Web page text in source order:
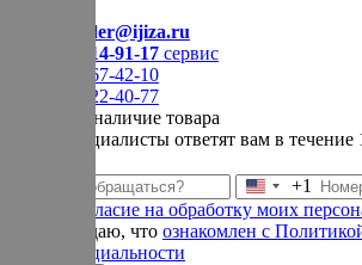
order@ijiza.ru
+7 (969) 714-91-17 cервис
+7 (812) 467-42-10
+7 (905) 222-40-77
Уточнить наличие товара
Наши специалисты ответят вам в
Штаты
+1
+1
согласие на обработку моих
подтверждаю, что ознакомлен с
конфиденциальности